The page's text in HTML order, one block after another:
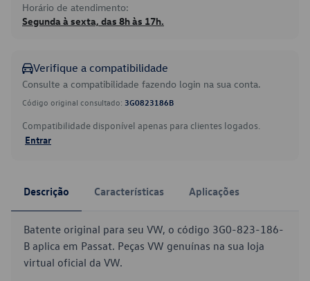
Horário de atendimento:
Segunda à sexta, das 8h às 17h.
Verifique a compatibilidade
Consulte a compatibilidade fazendo login na sua conta.
Código original consultado: 3G0823186B
Compatibilidade disponível apenas para clientes logados.
Entrar
Descrição Características Aplicações
Batente original para seu VW, o código 3G0-823-186-
B aplica em Passat. Peças VW genuínas na sua loja
virtual oficial da VW.